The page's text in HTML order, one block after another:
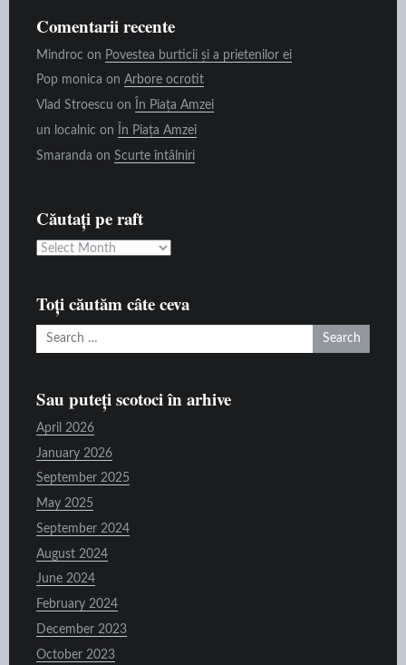
Comentarii recente
Mindroc on Povestea burticii și a prietenilor ei
Pop monica on Arbore ocrotit
Vlad Stroescu on
În Piața Amzei
un localnic on
În Piața Amzei
Smaranda on Scurte întâlniri
Căutați pe raft
Căutați
Toți căutăm câte ceva
Search
Sau puteți scotoci în arhive
April 2026
January 2026
September 2025
May 2025
September 2024
August 2024
June 2024
February 2024
December 2023
October 2023